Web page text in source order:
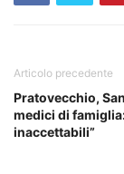
Articolo precedente
Pratovecchio,
medici di
inaccettabili”